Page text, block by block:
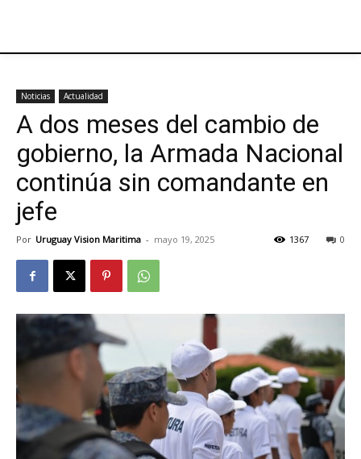
Noticias Actualidad
A dos meses del cambio de
gobierno, la Armada Nacional
continúa sin comandante en
jefe
Por Uruguay Vision Maritima - mayo 19, 2025 0
1367